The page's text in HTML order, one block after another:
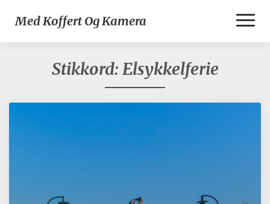
Med Koffert Og Kamera
Stikkord: Elsykkelferie